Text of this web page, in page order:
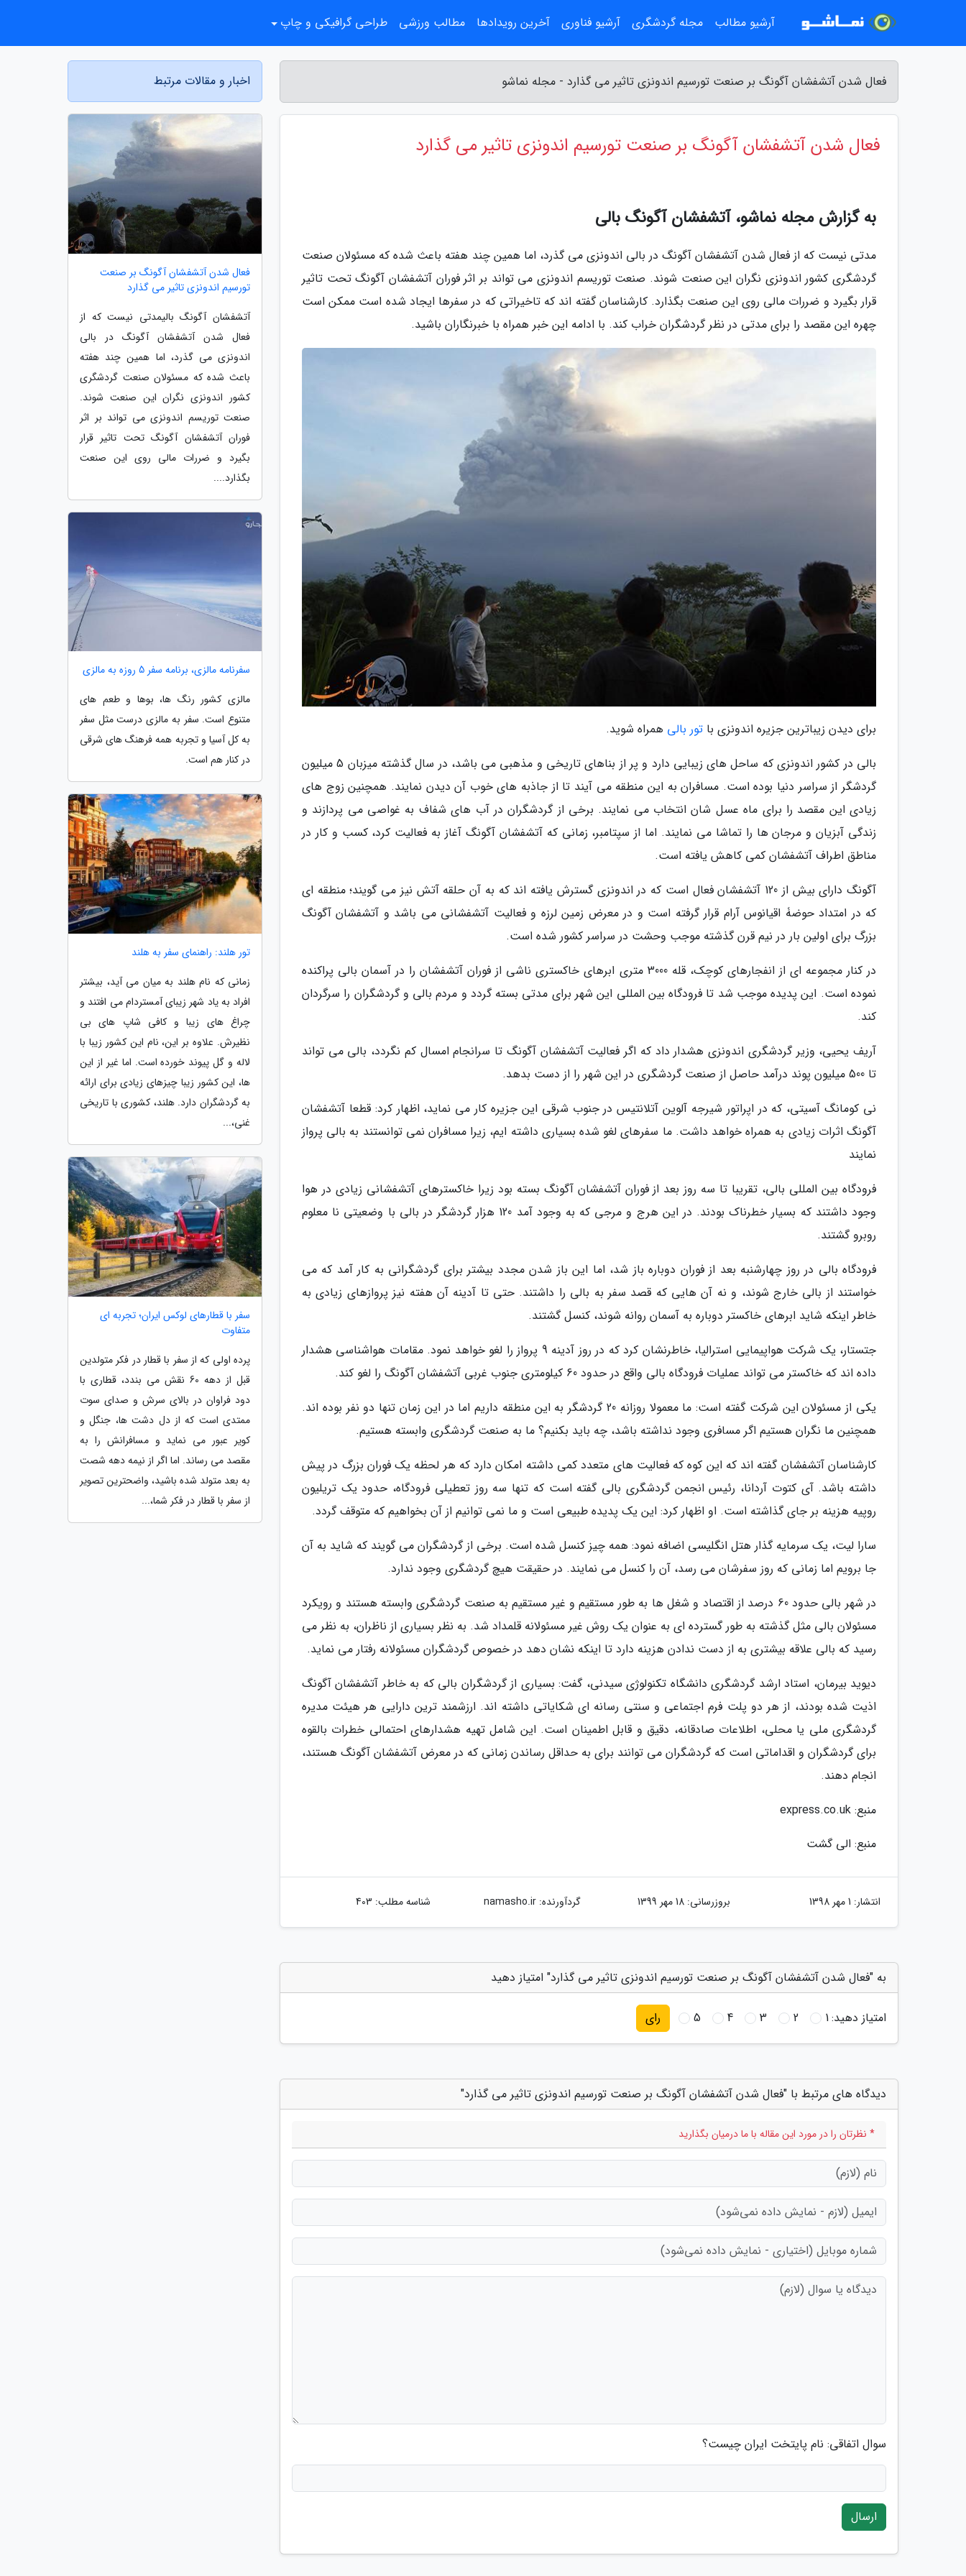
فعال شدن آتشفشان آگونگ بر صنعت تورسیم اندونزی تاثیر می گذارد - مجله نماشو
فعال شدن آتشفشان آگونگ بر صنعت تورسیم اندونزی تاثیر می گذارد
به گزارش مجله نماشو، آتشفشان آگونگ بالی
مدتی نیست که از فعال شدن آتشفشان آگونگ در بالی اندونزی می گذرد، اما همین چند هفته باعث شده که مسئولان صنعت
گردشگری کشور اندونزی نگران این صنعت شوند. صنعت توریسم اندونزی می تواند بر اثر فوران آتشفشان آگونگ تحت تاثیر
قرار بگیرد و ضررات مالی روی این صنعت بگذارد. کارشناسان گفته اند که تاخیراتی که در سفرها ایجاد شده است ممکن است
چهره این مقصد را برای مدتی در نظر گردشگران خراب کند. با ادامه این خبر همراه با خبرنگاران باشید.
برای دیدن زیباترین جزیره اندونزی با تور بالی همراه شوید.
بالی در کشور اندونزی که ساحل های زیبایی دارد و پر از بناهای تاریخی و مذهبی می باشد، در سال گذشته میزبان 5 میلیون
گردشگر از سراسر دنیا بوده است. مسافران به این منطقه می آیند تا از جاذبه های خوب آن دیدن نمایند. همچنین زوج های
زیادی این مقصد را برای ماه عسل شان انتخاب می نمایند. برخی از گردشگران در آب های شفاف به غواصی می پردازند و
زندگی آبزیان و مرجان ها را تماشا می نمایند. اما از سپتامبر، زمانی که آتشفشان آگونگ آغاز به فعالیت کرد، کسب و کار در
مناطق اطراف آتشفشان کمی کاهش یافته است.
آگونگ دارای بیش از 120 آتشفشان فعال است که در اندونزی گسترش یافته اند که به آن حلقه آتش نیز می گویند؛ منطقه ای
که در امتداد حوضۀ اقیانوس آرام قرار گرفته است و در معرض زمین لرزه و فعالیت آتشفشانی می باشد و آتشفشان آگونگ
بزرگ برای اولین بار در نیم قرن گذشته موجب وحشت در سراسر کشور شده است.
در کنار مجموعه ای از انفجارهای کوچک، قله 3000 متری ابرهای خاکستری ناشی از فوران آتشفشان را در آسمان بالی پراکنده
نموده است. این پدیده موجب شد تا فرودگاه بین المللی این شهر برای مدتی بسته گردد و مردم بالی و گردشگران را سرگردان
کند.
آریف یحیی، وزیر گردشگری اندونزی هشدار داد که اگر فعالیت آتشفشان آگونگ تا سرانجام امسال کم نگردد، بالی می تواند
تا 500 میلیون پوند درآمد حاصل از صنعت گردشگری در این شهر را از دست بدهد.
نی کومانگ آسیتی، که در اپراتور شیرجه آلوین آتلانتیس در جنوب شرقی این جزیره کار می نماید، اظهار کرد: قطعا آتشفشان
آگونگ اثرات زیادی به همراه خواهد داشت. ما سفرهای لغو شده بسیاری داشته ایم، زیرا مسافران نمی توانستند به بالی پرواز
نمایند
فرودگاه بین المللی بالی، تقریبا تا سه روز بعد از فوران آتشفشان آگونگ بسته بود زیرا خاکسترهای آتشفشانی زیادی در هوا
وجود داشتند که بسیار خطرناک بودند. در این هرج و مرجی که به وجود آمد 120 هزار گردشگر در بالی با وضعیتی نا معلوم
روبرو گشتند.
فرودگاه بالی در روز چهارشنبه بعد از فوران دوباره باز شد، اما این باز شدن مجدد بیشتر برای گردشگرانی به کار آمد که می
خواستند از بالی خارج شوند، و نه آن هایی که قصد سفر به بالی را داشتند. حتی تا آدینه آن هفته نیز پروازهای زیادی به
خاطر اینکه شاید ابرهای خاکستر دوباره به آسمان روانه شوند، کنسل گشتند.
جتستار، یک شرکت هواپیمایی استرالیا، خاطرنشان کرد که در روز آدینه 9 پرواز را لغو خواهد نمود. مقامات هواشناسی هشدار
داده اند که خاکستر می تواند عملیات فرودگاه بالی واقع در حدود 60 کیلومتری جنوب غربی آتشفشان آگونگ را لغو کند.
یکی از مسئولان این شرکت گفته است: ما معمولا روزانه 20 گردشگر به این منطقه داریم اما در این زمان تنها دو نفر بوده اند.
همچنین ما نگران هستیم اگر مسافری وجود نداشته باشد، چه باید بکنیم؟ ما به صنعت گردشگری وابسته هستیم.
کارشناسان آتشفشان گفته اند که این کوه که فعالیت های متعدد کمی داشته امکان دارد که هر لحظه یک فوران بزرگ در پیش
داشته باشد. آی کتوت آردانا، رئیس انجمن گردشگری بالی گفته است که تنها سه روز تعطیلی فرودگاه، حدود یک تریلیون
روپیه هزینه بر جای گذاشته است. او اظهار کرد: این یک پدیده طبیعی است و ما نمی توانیم از آن بخواهیم که متوقف گردد.
سارا لیت، یک سرمایه گذار هتل انگلیسی اضافه نمود: همه چیز کنسل شده است. برخی از گردشگران می گویند که شاید به آن
جا برویم اما زمانی که روز سفرشان می رسد، آن را کنسل می نمایند. در حقیقت هیچ گردشگری وجود ندارد.
در شهر بالی حدود 60 درصد از اقتصاد و شغل ها به طور مستقیم و غیر مستقیم به صنعت گردشگری وابسته هستند و رویکرد
مسئولان بالی مثل گذشته به طور گسترده ای به عنوان یک روش غیر مسئولانه قلمداد شد. به نظر بسیاری از ناظران، به نظر می
رسید که بالی علاقه بیشتری به از دست ندادن هزینه دارد تا اینکه نشان دهد در خصوص گردشگران مسئولانه رفتار می نماید.
دیوید بیرمان، استاد ارشد گردشگری دانشگاه تکنولوژی سیدنی، گفت: بسیاری از گردشگران بالی که به خاطر آتشفشان آگونگ
اذیت شده بودند، از هر دو پلت فرم اجتماعی و سنتی رسانه ای شکایاتی داشته اند. ارزشمند ترین دارایی هر هیئت مدیره
گردشگری ملی یا محلی، اطلاعات صادقانه، دقیق و قابل اطمینان است. این شامل تهیه هشدارهای احتمالی خطرات بالقوه
برای گردشگران و اقداماتی است که گردشگران می توانند برای به حداقل رساندن زمانی که در معرض آتشفشان آگونگ هستند،
انجام دهند.
منبع: express.co.uk
منبع: الی گشت
انتشار: 1 مهر 1398 بروزرسانی: 18 مهر 1399 گردآورنده:namasho.ir شناسه مطلب: 403
به "فعال شدن آتشفشان آگونگ بر صنعت تورسیم اندونزی تاثیر می گذارد" امتیاز دهید
امتیاز دهید:1
2
3
4
5 رای
دیدگاه های مرتبط با "فعال شدن آتشفشان آگونگ بر صنعت تورسیم اندونزی تاثیر می گذارد"
* نظرتان را در مورد این مقاله با ما درمیان بگذارید
سوال اتفاقی: نام پایتخت ایران چیست؟
ارسال
اخبار و مقالات مرتبط
فعال شدن آتشفشان آگونگ بر صنعت
تورسیم اندونزی تاثیر می گذارد
آتشفشان آگونگ بالیمدتی نیست که از
فعال شدن آتشفشان آگونگ در بالی
اندونزی می گذرد، اما همین چند هفته
باعث شده که مسئولان صنعت گردشگری
کشور اندونزی نگران این صنعت شوند.
صنعت توریسم اندونزی می تواند بر اثر
فوران آتشفشان آگونگ تحت تاثیر قرار
بگیرد و ضررات مالی روی این صنعت
بگذارد....
سفرنامه مالزی، برنامه سفر 5 روزه به مالزی
مالزی کشور رنگ ها، بوها و طعم های
متنوع است. سفر به مالزی درست مثل سفر
به کل آسیا و تجربه همه فرهنگ های شرقی
در کنار هم است.
تور هلند: راهنمای سفر به هلند
زمانی که نام هلند به میان می آید، بیشتر
افراد به یاد شهر زیبای آمستردام می افتند و
چراغ های زیبا و کافی شاپ های بی
نظیرش. علاوه بر این، نام این کشور زیبا با
لاله و گل پیوند خورده است. اما غیر از این
ها، این کشور زیبا چیزهای زیادی برای ارائه
به گردشگران دارد. هلند، کشوری با تاریخی
غنی،...
سفر با قطارهای لوکس ایران؛ تجربه ای
متفاوت
پرده اولی که از سفر با قطار در فکر متولدین
قبل از دهه 60 نقش می بندد، قطاری با
دود فراوان در بالای سرش و صدای سوت
ممتدی است که از دل دشت ها، جنگل و
کویر عبور می نماید و مسافرانش را به
مقصد می رساند. اما اگر از نیمه دهه شصت
به بعد متولد شده باشید، واضحترین تصویر
از سفر با قطار در فکر شما،...
آرشیو مطالب مجله گردشگری آرشیو فناوری آخرین رویدادها مطالب ورزشی طراحی گرافیکی و چاپ